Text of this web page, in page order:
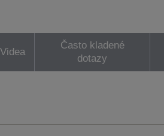
Videa
Často kladené
dotazy